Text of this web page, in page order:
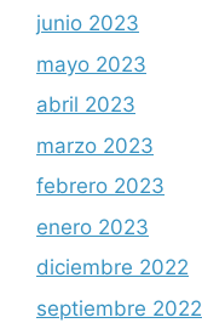
junio 2023
mayo 2023
abril 2023
marzo 2023
febrero 2023
enero 2023
diciembre 2022
septiembre 2022